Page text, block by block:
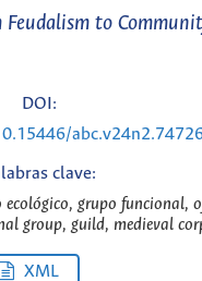
to
DOI:
clave:
grupo funcional,
group, guild, medieval
XML